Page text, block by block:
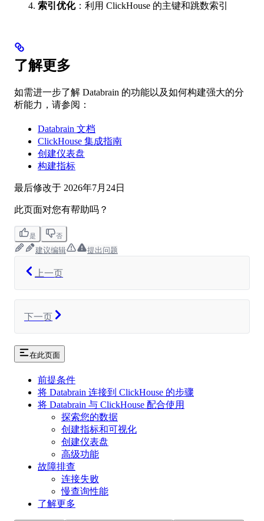
索引优化：利用 ClickHouse 的主键和跳数索引
了解更多
如需进一步了解 Databrain 的功能以及如何构建强大的分
析能力，请参阅：
Databrain 文档
ClickHouse 集成指南
创建仪表盘
构建指标
最后修改于 2026年7月24日
此页面对您有帮助吗？
是 否
建议编辑 提出问题
上一页
下一页
在此页面
前提条件
将 Databrain 连接到 ClickHouse 的步骤
将 Databrain 与 ClickHouse 配合使用
探索您的数据
创建指标和可视化
创建仪表盘
高级功能
故障排查
连接失败
慢查询性能
了解更多